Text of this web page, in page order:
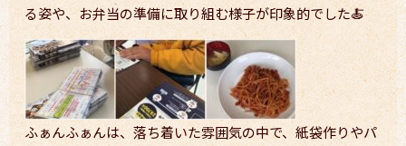
る姿や、お弁当の準備に取り組む様子が印象的でした🍝
ふぁんふぁんは、落ち着いた雰囲気の中で、紙袋作りやパ